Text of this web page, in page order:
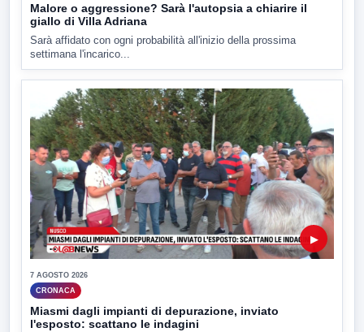
Malore o aggressione? Sarà l'autopsia a chiarire il
giallo di Villa Adriana
Sarà affidato con ogni probabilità all'inizio della prossima
settimana l'incarico...
▶
7 AGOSTO 2026
CRONACA
Miasmi dagli impianti di depurazione, inviato
l'esposto: scattano le indagini